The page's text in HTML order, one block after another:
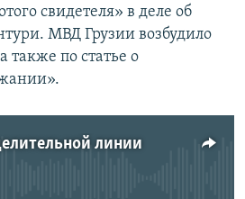
свидетеля» в деле об
МВД Грузии возбудило
также по статье о
линии
currently available